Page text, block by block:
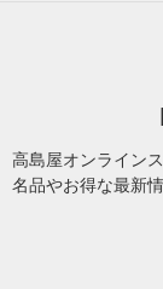
高島屋オンライン
名品やお得な最新